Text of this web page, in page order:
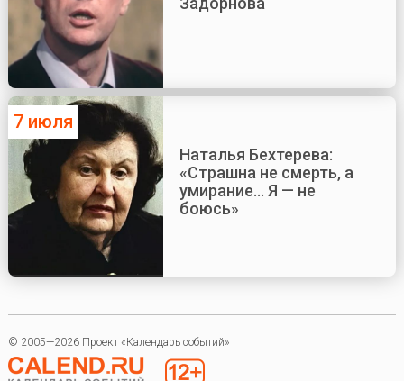
7 июля
Наталья Бехтерева:
«Страшна не смерть, а
умирание... Я — не
боюсь»
© 2005—2026 Проект «Календарь событий»